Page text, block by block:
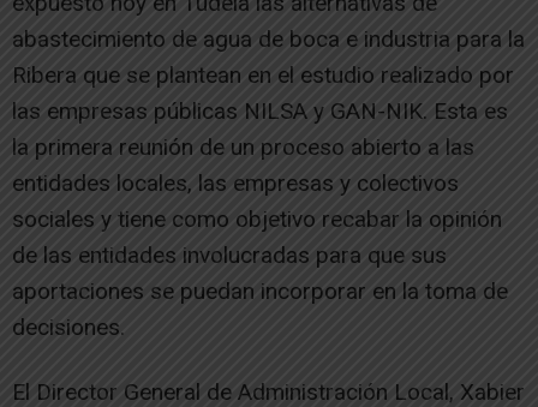
abastecimiento de agua de boca e industria para la
Ribera que se plantean en el estudio realizado por
las empresas públicas NILSA y GAN-NIK. Esta es
la primera reunión de un proceso abierto a las
entidades locales, las empresas y colectivos
sociales y tiene como objetivo recabar la opinión
de las entidades involucradas para que sus
aportaciones se puedan incorporar en la toma de
decisiones.
El Director General de Administración Local, Xabier